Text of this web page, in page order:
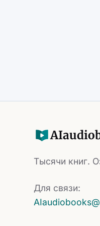
AI
Тысячи книг.
Для связи: